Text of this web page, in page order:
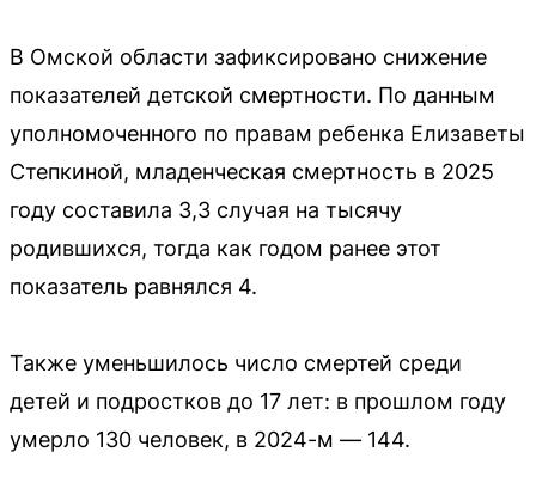
В Омской области зафиксировано снижение
показателей детской смертности. По данным
уполномоченного по правам ребенка Елизаветы
Степкиной, младенческая смертность в 2025
году составила 3,3 случая на тысячу
родившихся, тогда как годом ранее этот
показатель равнялся 4.
Также уменьшилось число смертей среди
детей и подростков до 17 лет: в прошлом году
умерло 130 человек, в 2024-м — 144.